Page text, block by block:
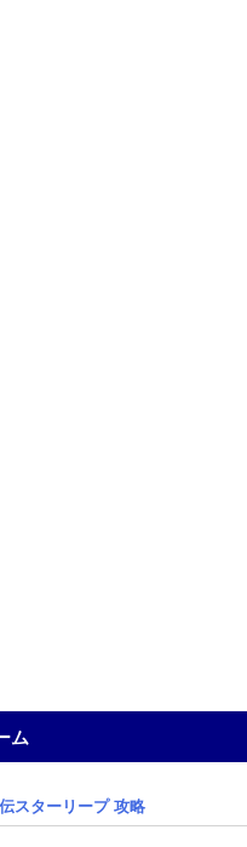
ム
スターリープ 攻略